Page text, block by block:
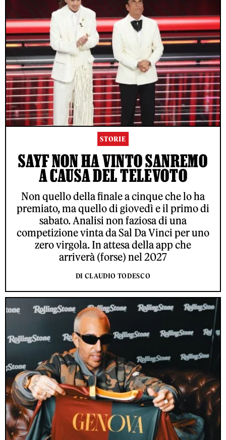
STORIE
SAYF NON HA VINTO SANREMO
A CAUSA DEL TELEVOTO
Non quello della finale a cinque che lo ha
premiato, ma quello di giovedì e il primo di
sabato. Analisi non faziosa di una
competizione vinta da Sal Da Vinci per uno
zero virgola. In attesa della app che
arriverà (forse) nel 2027
DI CLAUDIO TODESCO